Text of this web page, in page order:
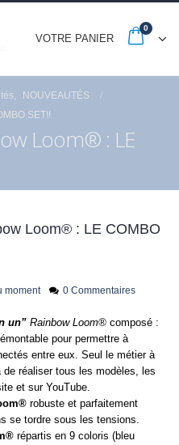
VOTRE PANIER
0
NOUVEAUTÉS
SET!!
Loom® : LE
Loom® : LE COMBO
moment 0 Commentaires
un” Rainbow Loom® composé :
pour permettre à
entre eux. Seul le métier à
réaliser tous les modèles, les
et sur YouTube.
robuste et parfaitement
se tordre sous les tensions.
répartis en 9 coloris (bleu
avec les